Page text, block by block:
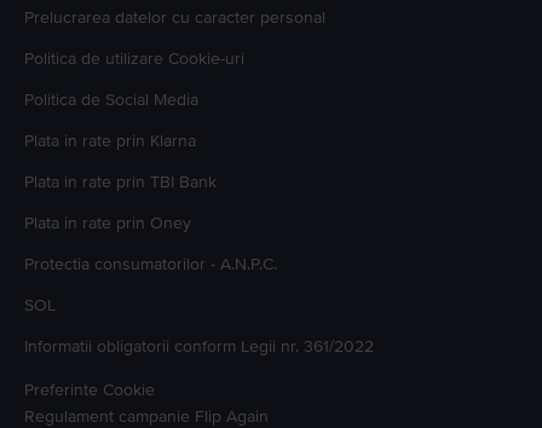
Prelucrarea datelor cu caracter personal
Politica de utilizare Cookie-uri
Politica de Social Media
Plata in rate prin Klarna
Plata in rate prin TBI Bank
Plata in rate prin Oney
Protectia consumatorilor - A.N.P.C.
SOL
Informatii obligatorii conform Legii nr. 361/2022
Preferinte Cookie
Regulament campanie Flip Again